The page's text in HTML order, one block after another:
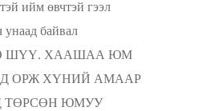
ийм өвчтэй гээл
унаад байвал
ШҮҮ. ХААШАА ЮМ
ОРЖ ХҮНИЙ АМААР
ТӨРСӨН ЮМУУ